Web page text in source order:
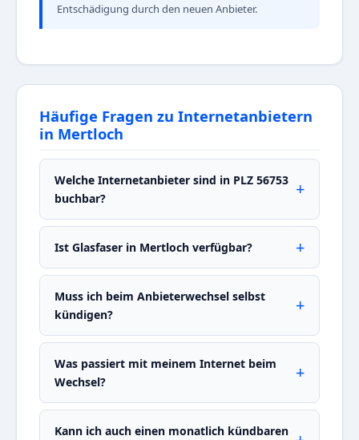
Entschädigung durch den neuen Anbieter.
Häufige Fragen zu Internetanbietern
in Mertloch
Welche Internetanbieter sind in PLZ 56753
buchbar?
Ist Glasfaser in Mertloch verfügbar?
Muss ich beim Anbieterwechsel selbst
kündigen?
Was passiert mit meinem Internet beim
Wechsel?
Kann ich auch einen monatlich kündbaren